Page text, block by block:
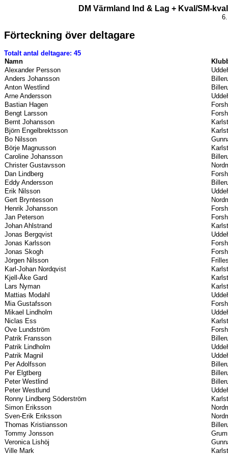
DM Värmland Ind & Lag + Kval/SM-
Förteckning över deltagare
Totalt antal deltagare: 45
Namn
Alexander Persson
Anders Johansson
Anton Westlind
Arne Andersson
Bastian Hagen
Bengt Larsson
Bernt Johansson
Björn Engelbrektsson
Bo Nilsson
Börje Magnusson
Caroline Johansson
Christer Gustavsson
Dan Lindberg
Eddy Andersson
Erik Nilsson
Gert Bryntesson
Henrik Johansson
Jan Peterson
Johan Ahlstrand
Jonas Bergqvist
Jonas Karlsson
Jonas Skogh
Jörgen Nilsson
Karl-Johan Nordqvist
Kjell-Åke Gard
Lars Nyman
Mattias Modahl
Mia Gustafsson
Mikael Lindholm
Niclas Ess
Ove Lundström
Patrik Fransson
Patrik Lindholm
Patrik Magnil
Per Adolfsson
Per Elgtberg
Peter Westlind
Peter Westlund
Ronny Lindberg Söderström
Simon Eriksson
Sven-Erik Eriksson
Thomas Kristiansson
Tommy Jonsson
Veronica Lishöj
Ville Mark